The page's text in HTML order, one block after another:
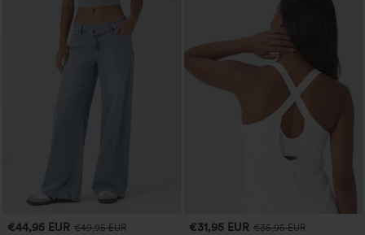
€44,95 EUR €49,95 EUR
€31,95 EUR €35,95 EUR